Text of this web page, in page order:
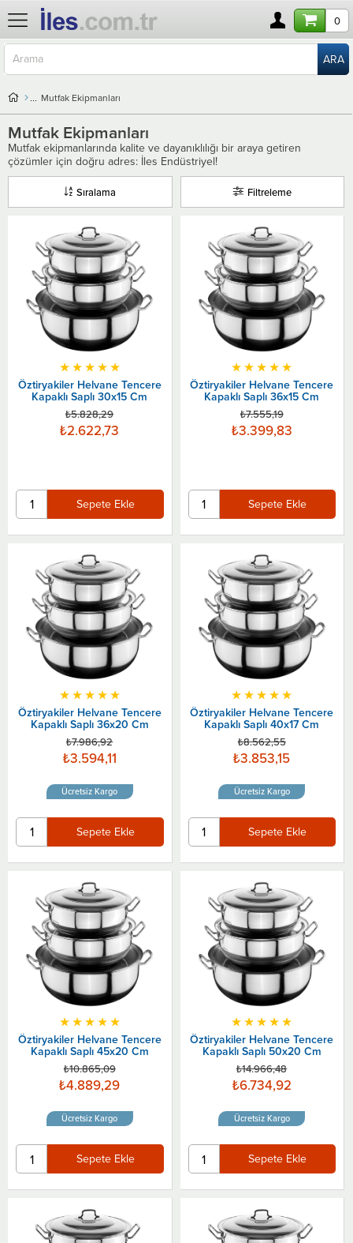
0
Mutfak Ekipmanları
Mutfak Ekipmanları
Mutfak ekipmanlarında kalite ve dayanıklılığı bir araya getiren
çözümler için doğru adres: İles Endüstriyel!
Filtreleme
Sıralama
Öztiryakiler Helvane Tencere
Kapaklı Saplı 30x15 Cm
★★★★★
₺2.622,73
₺5.828,29
Sepete Ekle
Öztiryakiler Helvane Tencere
Kapaklı Saplı 36x15 Cm
★★★★★
₺3.399,83
₺7.555,19
Sepete Ekle
Öztiryakiler Helvane Tencere
Kapaklı Saplı 36x20 Cm
★★★★★
₺3.594,11
₺7.986,92
Sepete Ekle
Ücretsiz Kargo
Öztiryakiler Helvane Tencere
Kapaklı Saplı 40x17 Cm
★★★★★
₺3.853,15
₺8.562,55
Sepete Ekle
Ücretsiz Kargo
Öztiryakiler Helvane Tencere
Kapaklı Saplı 45x20 Cm
★★★★★
₺4.889,29
₺10.865,09
Sepete Ekle
Ücretsiz Kargo
Öztiryakiler Helvane Tencere
Kapaklı Saplı 50x20 Cm
★★★★★
₺6.734,92
₺14.966,48
Sepete Ekle
Ücretsiz Kargo